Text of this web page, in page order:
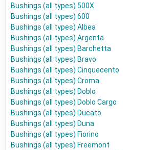
Bushings (all types) 500X
Bushings (all types) 600
Bushings (all types) Albea
Bushings (all types) Argenta
Bushings (all types) Barchetta
Bushings (all types) Bravo
Bushings (all types) Cinquecento
Bushings (all types) Croma
Bushings (all types) Doblo
Bushings (all types) Doblo Cargo
Bushings (all types) Ducato
Bushings (all types) Duna
Bushings (all types) Fiorino
Bushings (all types) Freemont